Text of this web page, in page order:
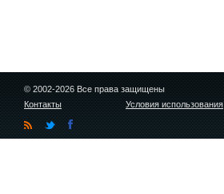
© 2002-2026 Все права защищены
Контакты
Условия использования